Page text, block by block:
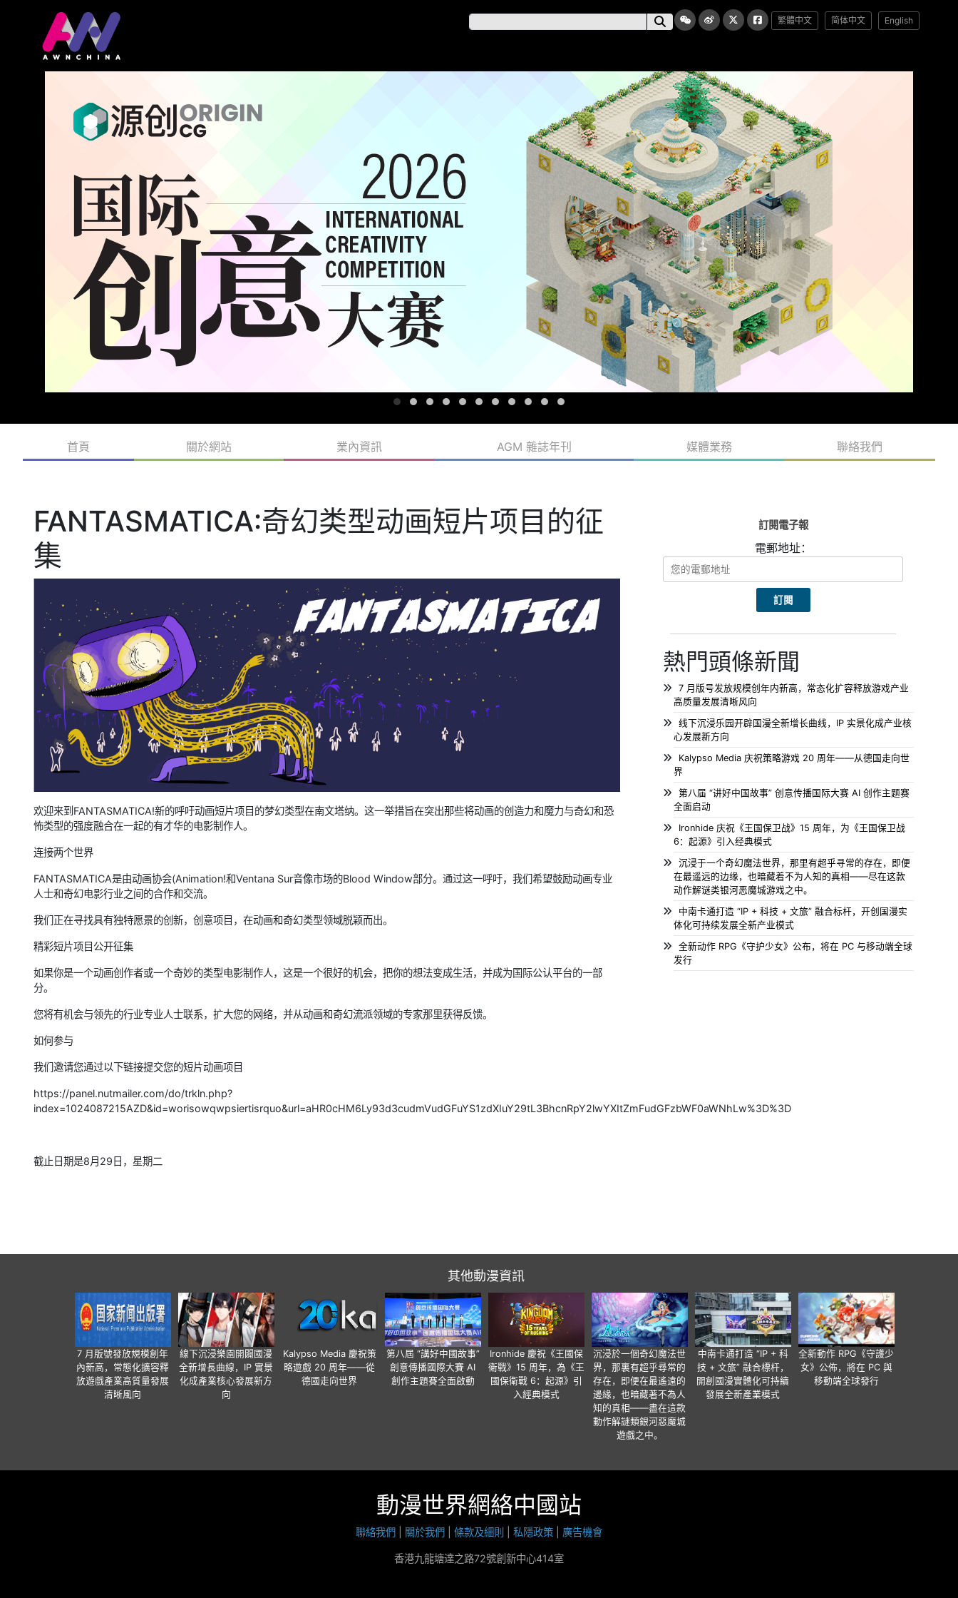
繁體中文 简体中文 English
首頁 關於網站 業內資訊 AGM 雜誌年刊 媒體業務 聯絡我們
FANTASMATICA:奇幻类型动画短片项目的征
集
欢迎来到FANTASMATICA!新的呼吁动画短片项目的梦幻类型在南文塔纳。这一举措旨在突出那些将动画的创造力和魔力与奇幻和恐
怖类型的强度融合在一起的有才华的电影制作人。
连接两个世界
FANTASMATICA是由动画协会(Animation!和Ventana Sur音像市场的Blood Window部分。通过这一呼吁，我们希望鼓励动画专业
人士和奇幻电影行业之间的合作和交流。
我们正在寻找具有独特愿景的创新，创意项目，在动画和奇幻类型领域脱颖而出。
精彩短片项目公开征集
如果你是一个动画创作者或一个奇妙的类型电影制作人，这是一个很好的机会，把你的想法变成生活，并成为国际公认平台的一部
分。
您将有机会与领先的行业专业人士联系，扩大您的网络，并从动画和奇幻流派领域的专家那里获得反馈。
如何参与
我们邀请您通过以下链接提交您的短片动画项目
https://panel.nutmailer.com/do/trkln.php?
index=1024087215AZD&id=worisowqwpsiertisrquo&url=aHR0cHM6Ly93d3cudmVudGFuYS1zdXIuY29tL3BhcnRpY2lwYXItZmFudGFzbWF0aWNhLw%3D%3D
截止日期是8月29日，星期二
訂閱電子報
電郵地址：
熱門頭條新聞
7 月版号发放规模创年内新高，常态化扩容释放游戏产业
高质量发展清晰风向
线下沉浸乐园开辟国漫全新增长曲线，IP 实景化成产业核
心发展新方向
Kalypso Media 庆祝策略游戏 20 周年——从德国走向世
界
第八届 “讲好中国故事” 创意传播国际大赛 AI 创作主题赛
全面启动
Ironhide 庆祝《王国保卫战》15 周年，为《王国保卫战
6：起源》引入经典模式
沉浸于一个奇幻魔法世界，那里有超乎寻常的存在，即便
在最遥远的边缘，也暗藏着不为人知的真相——尽在这款
动作解谜类银河恶魔城游戏之中。
中南卡通打造 “IP + 科技 + 文旅” 融合标杆，开创国漫实
体化可持续发展全新产业模式
全新动作 RPG《守护少女》公布，将在 PC 与移动端全球
发行
其他動漫資訊
7 月版號發放規模創年
內新高，常態化擴容釋
放遊戲產業高質量發展
清晰風向
線下沉浸樂園開闢國漫
全新增長曲線，IP 實景
化成產業核心發展新方
向
Kalypso Media 慶祝策
略遊戲 20 周年——從
德國走向世界
第八屆 “講好中國故事”
創意傳播國際大賽 AI
創作主題賽全面啟動
Ironhide 慶祝《王國保
衛戰》15 周年，為《王
國保衛戰 6：起源》引
入經典模式
沉浸於一個奇幻魔法世
界，那裏有超乎尋常的
存在，即便在最遙遠的
邊緣，也暗藏著不為人
知的真相——盡在這款
動作解謎類銀河惡魔城
遊戲之中。
中南卡通打造 “IP + 科
技 + 文旅” 融合標杆，
開創國漫實體化可持續
發展全新產業模式
全新動作 RPG《守護少
女》公佈，將在 PC 與
移動端全球發行
動漫世界網絡中國站
聯絡我們 關於我們 條款及細則 私隱政策 廣告機會
香港九龍塘達之路72號創新中心414室